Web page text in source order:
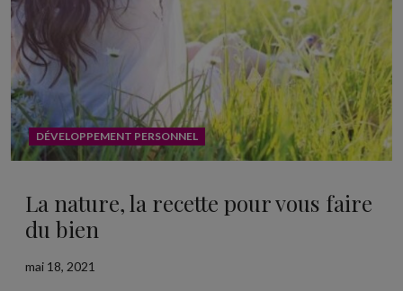
DÉVELOPPEMENT PERSONNEL
La nature, la recette pour vous faire
du bien
mai 18, 2021